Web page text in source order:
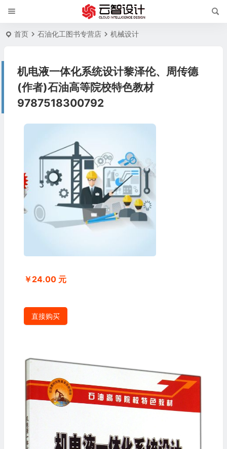
首页 石油化工图书专营店 机械设计
机电液一体化系统设计黎泽伦、周传德
(作者)石油高等院校特色教材
9787518300792
￥24.00 元
直接购买